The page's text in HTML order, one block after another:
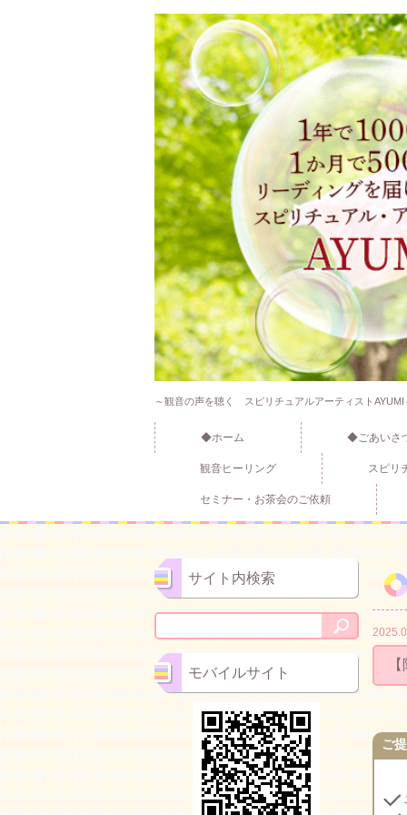
～観音の声を聴く スピリチュアルアーティストAYUMI
◆ホーム ◆ごあいさ
観音ヒーリング スピリ
セミナー・お茶会のご依頼
ご
サイト内検索
モバイルサイト